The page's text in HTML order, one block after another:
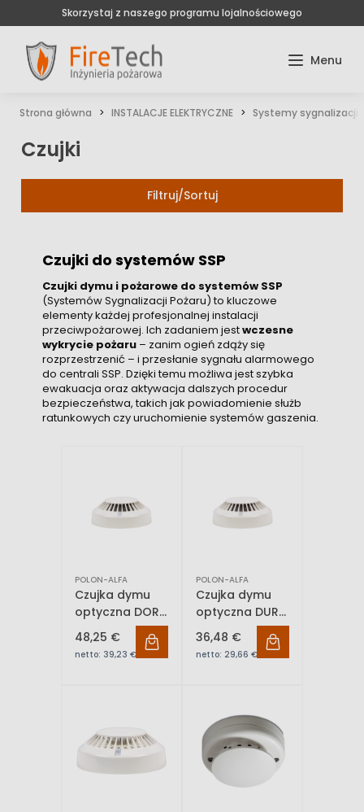
Skorzystaj z naszego programu lojalnościowego
Strona główna INSTALACJE ELEKTRYCZNE Systemy sygnalizacji
Czujki
Filtruj/Sortuj
Czujki do systemów SSP
Czujki dymu i pożarowe do systemów SSP
(Systemów Sygnalizacji Pożaru) to kluczowe
elementy każdej profesjonalnej instalacji
przeciwpożarowej. Ich zadaniem jestwczesne
wykrycie pożaru – zanim ogień zdąży się
rozprzestrzenić – i przesłanie sygnału alarmowego
do centrali SSP. Dzięki temu możliwa jest szybka
ewakuacja oraz aktywacja dalszych procedur
bezpieczeństwa, takich jak powiadomienie służb
ratunkowych czy uruchomienie systemów gaszenia.
POLON-ALFA
Czujka dymu
optyczna DOR-
40
48,25 €
netto: 39,23 €
POLON-ALFA
Czujka dymu
optyczna DUR-
40
36,48 €
netto: 29,66 €